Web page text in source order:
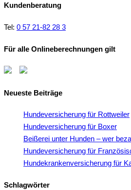
Kundenberatung
Tel: 0 57 21-82 28 3
Für alle Onlineberechnungen gilt
Neueste Beiträge
Hundeversicherung für Rottweiler
Hundeversicherung für Boxer
Beißerei unter Hunden – wer
Hundeversicherung für
Hundekrankenversicherung für
Schlagwörter